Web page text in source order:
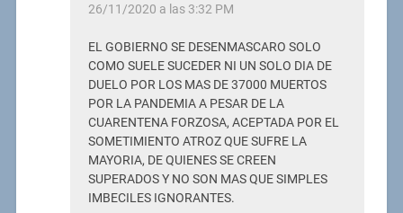
26/11/2020 a las 3:32 PM
EL GOBIERNO SE DESENMASCARO SOLO
COMO SUELE SUCEDER NI UN SOLO DIA DE
DUELO POR LOS MAS DE 37000 MUERTOS
POR LA PANDEMIA A PESAR DE LA
CUARENTENA FORZOSA, ACEPTADA POR EL
SOMETIMIENTO ATROZ QUE SUFRE LA
MAYORIA, DE QUIENES SE CREEN
SUPERADOS Y NO SON MAS QUE SIMPLES
IMBECILES IGNORANTES.